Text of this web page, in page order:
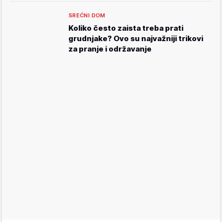
SREĆNI DOM
Koliko često zaista treba prati
grudnjake? Ovo su najvažniji trikovi
za pranje i održavanje